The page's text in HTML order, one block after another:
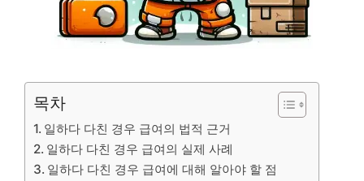
목차
일하다 다친 경우 급여의 법적 근거
일하다 다친 경우 급여의 실제 사례
일하다 다친 경우 급여에 대해 알아야 할 점